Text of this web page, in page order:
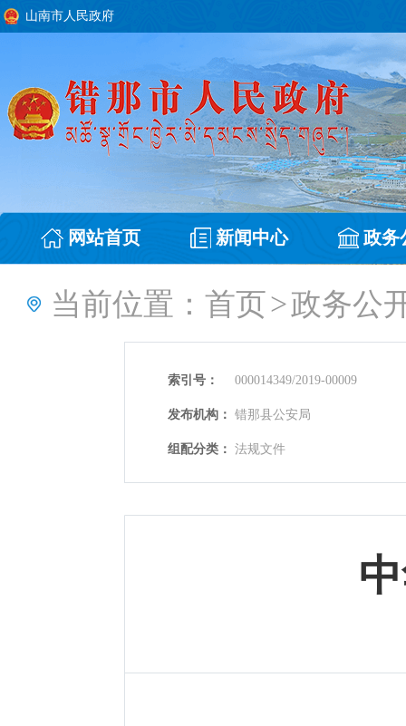
山南市人民政府
网站首页 新闻中心 政务
当前位置： 首页>政务公
索引号： 000014349/2019-00009
发布机构： 错那县公安局
组配分类： 法规文件